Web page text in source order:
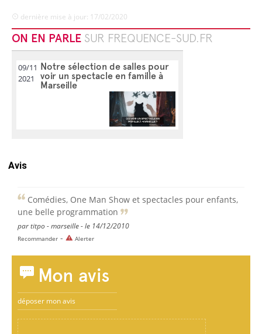
dernière mise à jour: 17/02/2020
ON EN PARLE SUR FREQUENCE-SUD.FR
09/11
2021
Notre sélection de salles pour
voir un spectacle en famille à
Marseille
Avis
Comédies, One Man Show et spectacles pour enfants,
une belle programmation
par titpo - marseille - le 14/12/2010
Recommander - Alerter
Mon avis
déposer mon avis